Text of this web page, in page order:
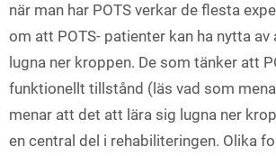
när man har POTS verkar de flesta
om att POTS- patienter kan ha nytta
lugna ner kroppen. De som tänker att
funktionellt tillstånd (läs vad som
menar att det att lära sig lugna ner
en central del i rehabiliteringen. Olika